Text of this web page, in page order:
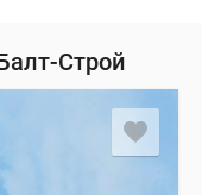
Строй